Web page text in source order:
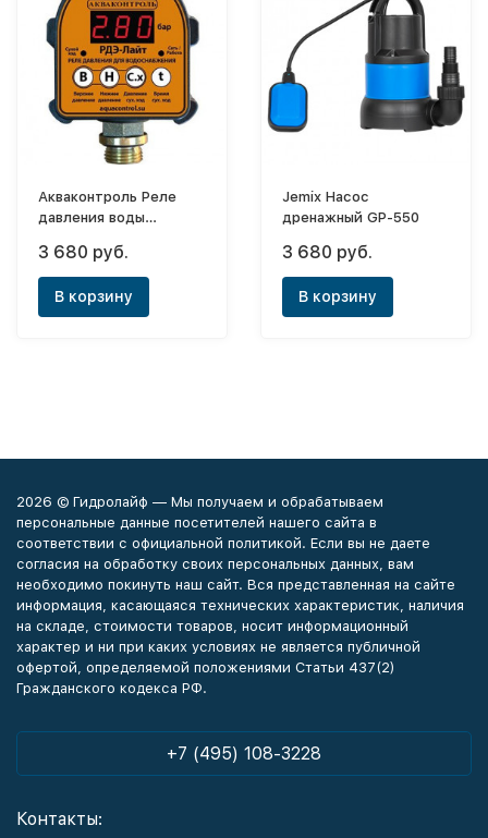
Акваконтроль Реле
давления воды
РДЭ-Лайт (1,5квт;
G1/2; 5%)
3 680 руб.
В корзину
Jemix Насос
дренажный GP-550
3 680 руб.
В корзину
2026 © Гидролайф — Мы получаем и обрабатываем
персональные данные посетителей нашего сайта в
соответствии с официальной политикой. Если вы не даете
согласия на обработку своих персональных данных, вам
необходимо покинуть наш сайт. Вся представленная на сайте
информация, касающаяся технических характеристик, наличия
на складе, стоимости товаров, носит информационный
характер и ни при каких условиях не является публичной
офертой, определяемой положениями Статьи 437(2)
Гражданского кодекса РФ.
+7 (495) 108-3228
Контакты: